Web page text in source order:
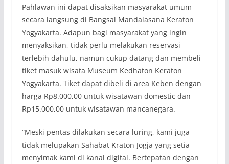
Pahlawan ini dapat disaksikan masyarakat umum
secara langsung di Bangsal Mandalasana Keraton
Yogyakarta. Adapun bagi masyarakat yang ingin
menyaksikan, tidak perlu melakukan reservasi
terlebih dahulu, namun cukup datang dan membeli
tiket masuk wisata Museum Kedhaton Keraton
Yogyakarta. Tiket dapat dibeli di area Keben dengan
harga Rp8.000,00 untuk wisatawan domestic dan
Rp15.000,00 untuk wisatawan mancanegara.
“Meski pentas dilakukan secara luring, kami juga
tidak melupakan Sahabat Kraton Jogja yang setia
menyimak kami di kanal digital. Bertepatan dengan